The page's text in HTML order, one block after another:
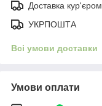
Доставка кур'єром
УКРПОШТА
Всі умови доставки
Умови оплати